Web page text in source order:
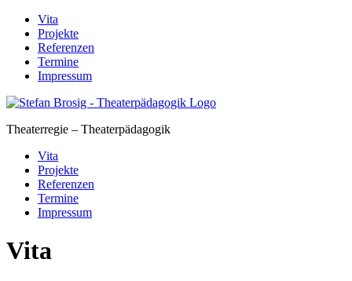
Skip
content
Vita
Projekte
Referenzen
Termine
Impressum
Theaterregie – Theaterpädagogik
Vita
Projekte
Referenzen
Termine
Impressum
Vita